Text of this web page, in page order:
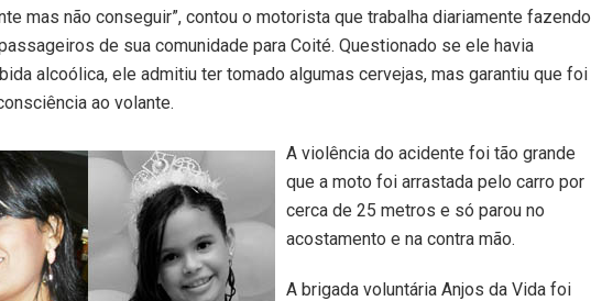
mas não conseguir”, contou o motorista que trabalha diariamente fazendo
de sua comunidade para Coité. Questionado se ele havia
alcoólica, ele admitiu ter tomado algumas cervejas, mas garantiu que foi
ao volante.
A violência do acidente foi tão grande
que a moto foi arrastada pelo carro por
cerca de 25 metros e só parou no
acostamento e na contra mão.
A brigada voluntária Anjos da Vida foi